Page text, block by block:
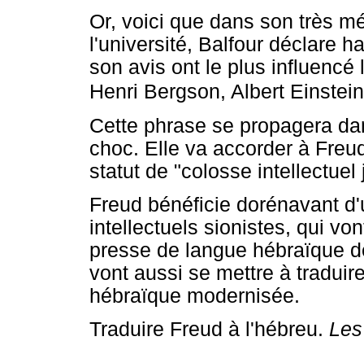
Or, voici que dans son très
l'université, Balfour déclare
son avis ont le plus influencé
Henri Bergson, Albert
Cette phrase se propagera
choc. Elle va accorder à
statut de "colosse
Freud bénéficie dorénavant
intellectuels sionistes, qui
presse de langue hébraïque
vont aussi se mettre à
hébraïque modernisée.
Traduire Freud à l'hébreu.